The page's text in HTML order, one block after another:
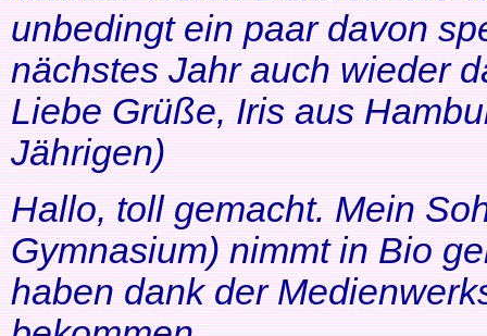
unbedingt ein paar davon
nächstes Jahr auch wieder
Liebe Grüße, Iris aus
Jährigen)
Hallo, toll gemacht. Mein
Gymnasium) nimmt in Bio
haben dank der